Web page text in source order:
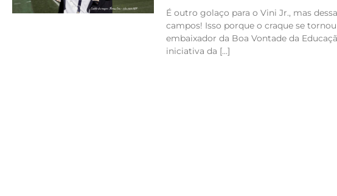
É outro golaço para o Vini Jr., mas
campos! Isso porque o craque se
embaixador da Boa Vontade da
iniciativa da […]